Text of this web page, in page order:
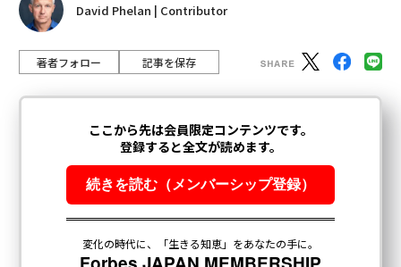
David Phelan | Contributor
著者フォロー 記事を保存